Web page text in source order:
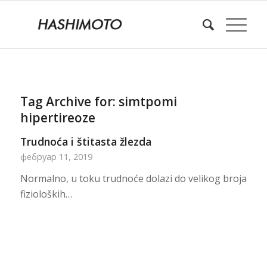
Tag Archive for: simtpomi
hipertireoze
Trudnoća i štitasta žlezda
фебруар 11, 2019
Normalno, u toku trudnoće dolazi do velikog broja
fizioloških…